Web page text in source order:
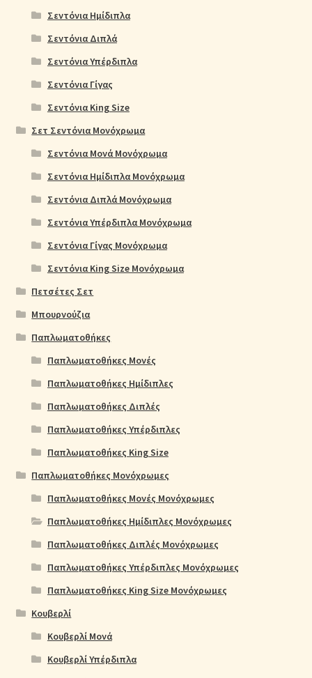
Σεντόνια Ημίδιπλα
Σεντόνια Διπλά
Σεντόνια Υπέρδιπλα
Σεντόνια Γίγας
Σεντόνια King Size
Σετ Σεντόνια Μονόχρωμα
Σεντόνια Μονά Μονόχρωμα
Σεντόνια Ημίδιπλα Μονόχρωμα
Σεντόνια Διπλά Μονόχρωμα
Σεντόνια Υπέρδιπλα Μονόχρωμα
Σεντόνια Γίγας Μονόχρωμα
Σεντόνια King Size Μονόχρωμα
Πετσέτες Σετ
Μπουρνούζια
Παπλωματοθήκες
Παπλωματοθήκες Μονές
Παπλωματοθήκες Ημίδιπλες
Παπλωματοθήκες Διπλές
Παπλωματοθήκες Υπέρδιπλες
Παπλωματοθήκες King Size
Παπλωματοθήκες Μονόχρωμες
Παπλωματοθήκες Μονές Μονόχρωμες
Παπλωματοθήκες Ημίδιπλες Μονόχρωμες
Παπλωματοθήκες Διπλές Μονόχρωμες
Παπλωματοθήκες Υπέρδιπλες Μονόχρωμες
Παπλωματοθήκες King Size Μονόχρωμες
Κουβερλί
Κουβερλί Μονά
Κουβερλί Υπέρδιπλα